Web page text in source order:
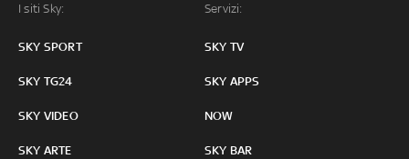
I siti Sky:
SKY SPORT
SKY TG24
SKY VIDEO
SKY ARTE
Servizi:
SKY TV
SKY APPS
NOW
SKY BAR